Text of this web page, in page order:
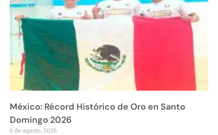
México: Récord Histórico de Oro en Santo
Domingo 2026
6 de agosto, 2026